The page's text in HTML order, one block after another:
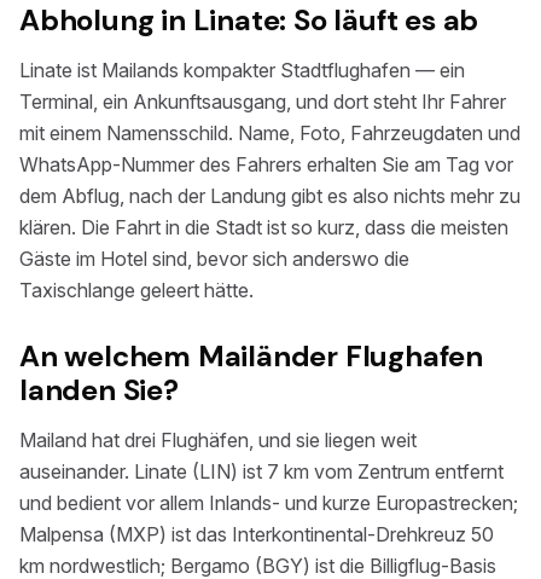
Abholung in Linate: So läuft es ab
Linate ist Mailands kompakter Stadtflughafen — ein
Terminal, ein Ankunftsausgang, und dort steht Ihr Fahrer
mit einem Namensschild. Name, Foto, Fahrzeugdaten und
WhatsApp-Nummer des Fahrers erhalten Sie am Tag vor
dem Abflug, nach der Landung gibt es also nichts mehr zu
klären. Die Fahrt in die Stadt ist so kurz, dass die meisten
Gäste im Hotel sind, bevor sich anderswo die
Taxischlange geleert hätte.
An welchem Mailänder Flughafen
landen Sie?
Mailand hat drei Flughäfen, und sie liegen weit
auseinander. Linate (LIN) ist 7 km vom Zentrum entfernt
und bedient vor allem Inlands- und kurze Europastrecken;
Malpensa (MXP) ist das Interkontinental-Drehkreuz 50
km nordwestlich; Bergamo (BGY) ist die Billigflug-Basis